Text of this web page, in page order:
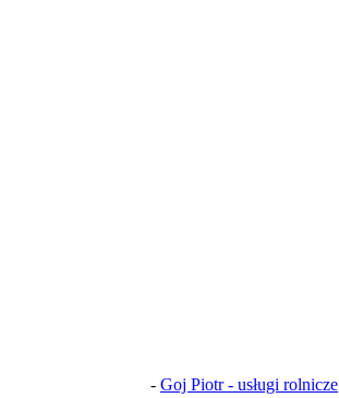
- Goj Piotr - usługi rolnicze